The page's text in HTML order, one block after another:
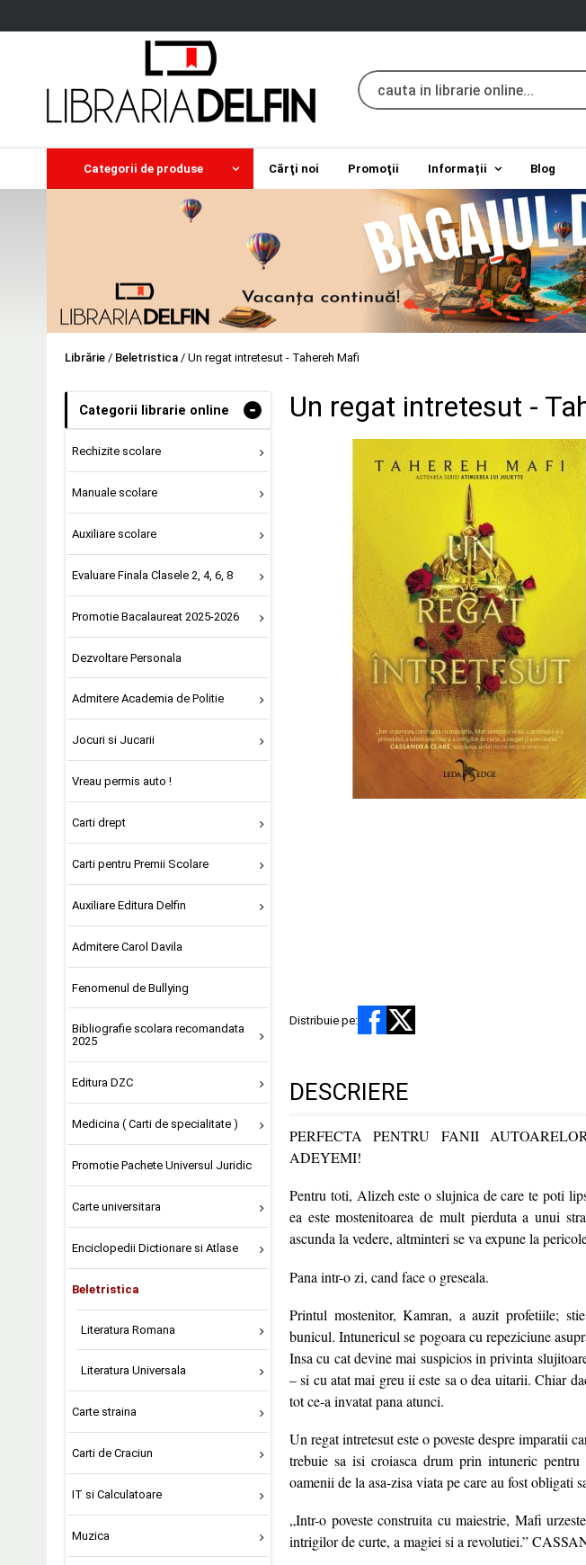
Categorii de produse Cărţi noi Promoţii Informații Blog
Librărie / Beletristica / Un regat intretesut - Tahereh Mafi
Categorii librarie online -
Rechizite scolare
Manuale scolare
Auxiliare scolare
Evaluare Finala Clasele 2, 4, 6, 8
Promotie Bacalaureat 2025-2026
Dezvoltare Personala
Admitere Academia de Politie
Jocuri si Jucarii
Vreau permis auto !
Carti drept
Carti pentru Premii Scolare
Auxiliare Editura Delfin
Admitere Carol Davila
Fenomenul de Bullying
Bibliografie scolara recomandata
2025
Editura DZC
Medicina ( Carti de specialitate )
Promotie Pachete Universul Juridic
Carte universitara
Enciclopedii Dictionare si Atlase
Beletristica
Literatura Romana
Literatura Universala
Carte straina
Carti de Craciun
IT si Calculatoare
Muzica
Un regat intretesut -
Distribuie pe:
DESCRIERE
PERFECTA PENTRU FANII
ADEYEMI!
Pentru toti, Alizeh este o slujnica de care te poti
ea este mostenitoarea de mult pierduta a unui
ascunda la vedere, altminteri se va expune la
Pana intr-o zi, cand face o greseala.
Printul mostenitor, Kamran, a auzit profetiile;
bunicul. Intunericul se pogoara cu repeziciune
Insa cu cat devine mai suspicios in privinta
– si cu atat mai greu ii este sa o dea uitarii. Chiar
tot ce-a invatat pana atunci.
Un regat intretesut este o poveste despre imparatii
trebuie sa isi croiasca drum prin intuneric
oamenii de la asa-zisa viata pe care au fost obligati
„Intr-o poveste construita cu maiestrie, Mafi
intrigilor de curte, a magiei si a revolutiei.”